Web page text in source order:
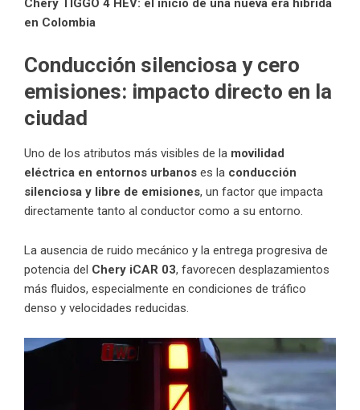
Chery TIGGO 4 HEV: el inicio de una nueva era híbrida
en Colombia
Conducción silenciosa y cero
emisiones: impacto directo en la
ciudad
Uno de los atributos más visibles de la movilidad
eléctrica en entornos urbanos es la conducción
silenciosa y libre de emisiones, un factor que impacta
directamente tanto al conductor como a su entorno.
La ausencia de ruido mecánico y la entrega progresiva de
potencia del Chery iCAR 03, favorecen desplazamientos
más fluidos, especialmente en condiciones de tráfico
denso y velocidades reducidas.